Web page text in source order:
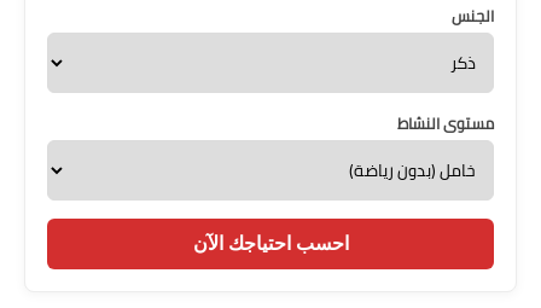
الجنس
مستوى النشاط
احسب احتياجك الآن